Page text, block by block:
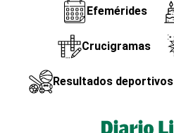
Efemérides
Crucigramas
Resultados deportivos